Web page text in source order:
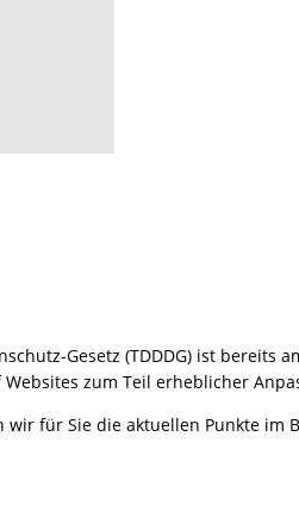
Gesetz (TDDDG) ist bereits
zum Teil erheblicher
für Sie die aktuellen Punkte im